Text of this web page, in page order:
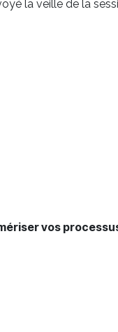
la veille de la
vos